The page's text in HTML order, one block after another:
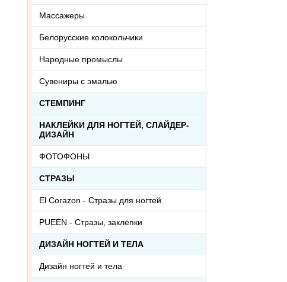
Массажеры
Белорусские колокольчики
Народные промыслы
Сувениры с эмалью
СТЕМПИНГ
НАКЛЕЙКИ ДЛЯ НОГТЕЙ, СЛАЙДЕР-
ДИЗАЙН
ФОТОФОНЫ
СТРАЗЫ
El Corazon - Стразы для ногтей
PUEEN - Cтразы, заклёпки
ДИЗАЙН НОГТЕЙ И ТЕЛА
Дизайн ногтей и тела